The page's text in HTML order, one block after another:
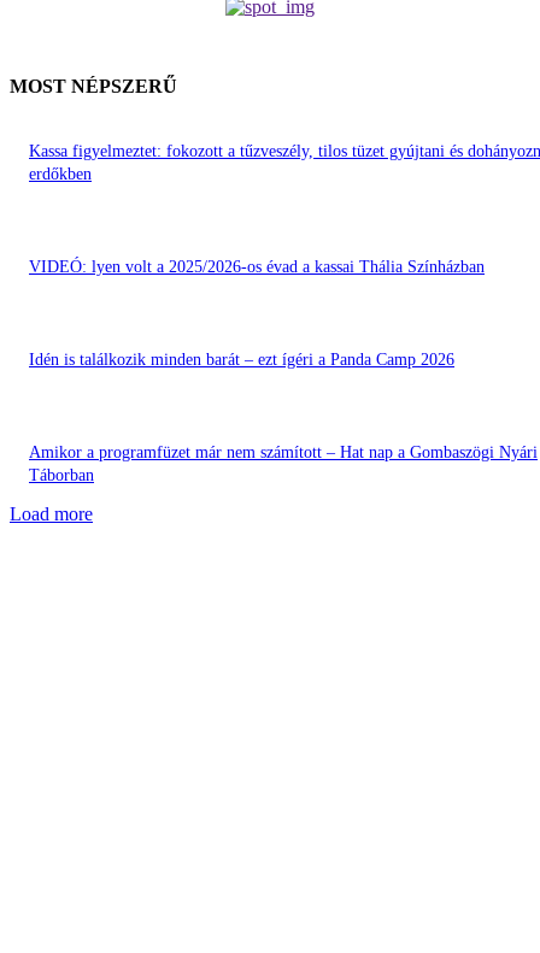
MOST NÉPSZERŰ
Kassa figyelmeztet: fokozott a tűzveszély, tilos tüzet gyújtani és
erdőkben
VIDEÓ: lyen volt a 2025/2026-os évad a kassai Thália Színházban
Idén is találkozik minden barát – ezt ígéri a Panda Camp 2026
Amikor a programfüzet már nem számított – Hat nap a Gombaszögi Nyári
Táborban
Load more